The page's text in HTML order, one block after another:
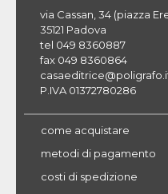
via Cassan, 34 (piazza
35121 Padova
tel 049 8360887
fax 049 8360864
P.IVA 01372780286
come acquistare
metodi di pagamento
costi di spedizione